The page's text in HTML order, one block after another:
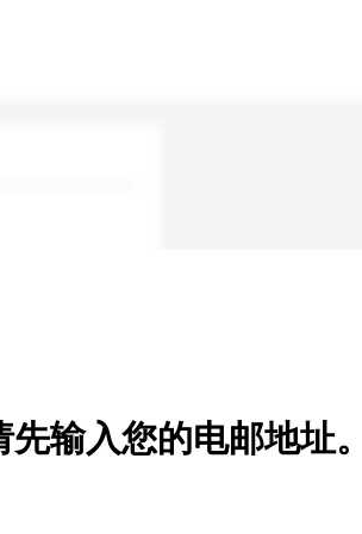
先输入您的电邮地址。